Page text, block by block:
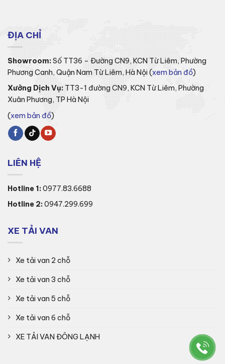
ĐỊA CHỈ
Showroom:Số TT36 – Đường CN9, KCN Từ Liêm, Phường
Phương Canh, Quận Nam Từ Liêm, Hà Nội (xem bản đồ)
Xưởng Dịch Vụ: TT3-1 đường CN9, KCN Từ Liêm, Phường
Xuân Phương, TP Hà Nội
(xem bản đồ)
LIÊN HỆ
Hotline 1:0977.83.6688
Hotline 2:0947.299.699
XE TẢI VAN
Xe tải van 2 chỗ
Xe tải van 3 chỗ
Xe tải van 5 chỗ
Xe tải van 6 chỗ
XE TẢI VAN ĐÔNG LẠNH